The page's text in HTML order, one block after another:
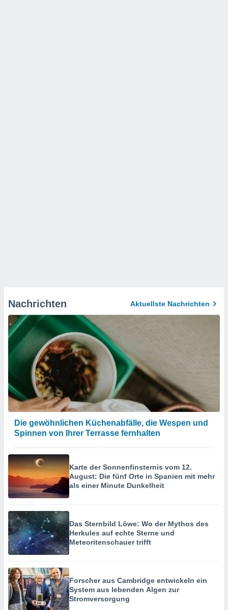
Nachrichten Aktuellste Nachrichten
Die gewöhnlichen Küchenabfälle, die Wespen und
Spinnen von Ihrer Terrasse fernhalten
Karte der Sonnenfinsternis vom 12.
August: Die fünf Orte in Spanien mit mehr
als einer Minute Dunkelheit
Das Sternbild Löwe: Wo der Mythos des
Herkules auf echte Sterne und
Meteoritenschauer trifft
Forscher aus Cambridge entwickeln ein
System aus lebenden Algen zur
Stromversorgung